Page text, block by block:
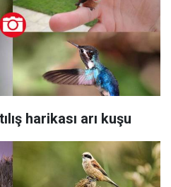
harikası arı kuşu